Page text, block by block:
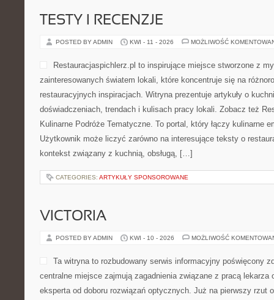
TESTY I RECENZJE
POSTED BY ADMIN KWI - 11 - 2026 MOŻLIWOŚĆ
Restauracjaspichlerz.pl to inspirujące miejsce stworzone z
zainteresowanych światem lokali, które koncentruje się na
restauracyjnych inspiracjach. Witryna prezentuje artykuły o
doświadczeniach, trendach i kulisach pracy lokali. Zobacz też
Kulinarne Podróże Tematyczne. To portal, który łączy kulinarne
Użytkownik może liczyć zarówno na interesujące teksty o
kontekst związany z kuchnią, obsługą, […]
CATEGORIES: ARTYKUŁY SPONSOROWANE
VICTORIA
POSTED BY ADMIN KWI - 10 - 2026 MOŻLIWOŚĆ
Ta witryna to rozbudowany serwis informacyjny poświęcony
centralne miejsce zajmują zagadnienia związane z pracą lekarza
eksperta od doboru rozwiązań optycznych. Już na pierwszy rzut